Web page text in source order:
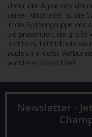
Unter der Ägide des
seiner Mitstreiter ist die
in die Spitzengruppe der
Sie präsentiert die große
und fortschrittlich wie
zugleich in tiefer
wunderschönen Insel.
Newsletter -